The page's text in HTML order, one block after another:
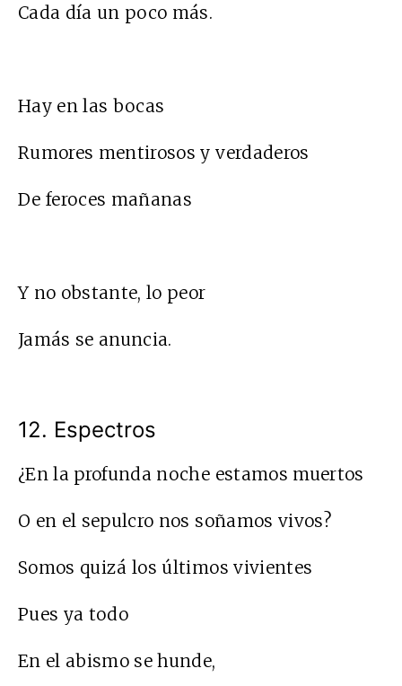
Cada día un poco más.
Hay en las bocas
Rumores mentirosos y verdaderos
De feroces mañanas
Y no obstante, lo peor
Jamás se anuncia.
12. Espectros
¿En la profunda noche estamos muertos
O en el sepulcro nos soñamos vivos?
Somos quizá los últimos vivientes
Pues ya todo
En el abismo se hunde,